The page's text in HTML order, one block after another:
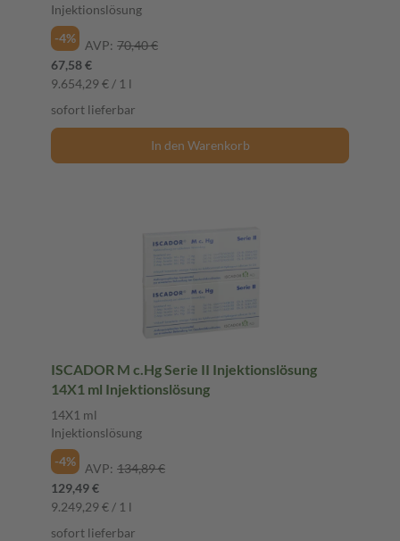
Injektionslösung
-4%
AVP: 70,40 €
67,58 €
9.654,29 € / 1 l
sofort lieferbar
In den Warenkorb
ISCADOR M c.Hg Serie II Injektionslösung
14X1 ml Injektionslösung
14X1 ml
Injektionslösung
-4%
AVP: 134,89 €
129,49 €
9.249,29 € / 1 l
sofort lieferbar